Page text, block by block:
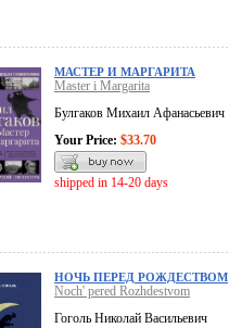
МАСТЕР И МАРГАРИТА
Master i Margarita
Булгаков Михаил Афанасьевич
Your Price: $33.70
shipped in 14-20 days
НОЧЬ ПЕРЕД РОЖДЕСТВОМ
Noch' pered Rozhdestvom
Гоголь Николай Васильевич